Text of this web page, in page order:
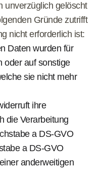
unverzüglich gelöscht
Gründe zutrifft
nicht erforderlich ist:
Daten wurden für
oder auf sonstige
sie nicht mehr
ihre
die Verarbeitung
a DS-GVO
a DS-GVO
anderweitigen